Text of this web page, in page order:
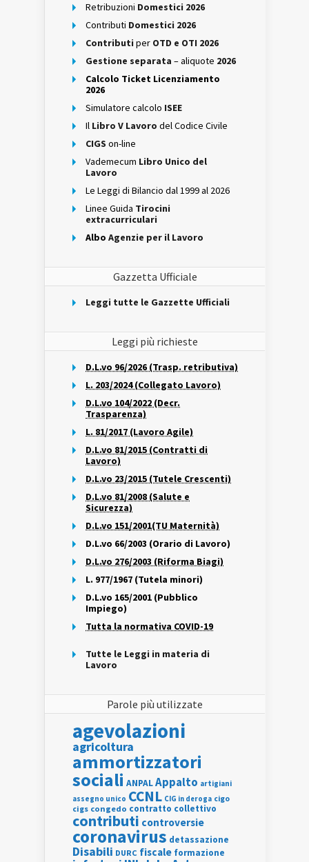
Retribuzioni Domestici 2026
Contributi Domestici 2026
Contributi per OTD e OTI 2026
Gestione separata – aliquote 2026
Calcolo Ticket Licenziamento
2026
Simulatore calcolo ISEE
Il Libro V Lavoro del Codice Civile
CIGS on-line
Vademecum Libro Unico del
Lavoro
Le Leggi di Bilancio dal 1999 al 2026
Linee Guida Tirocini
extracurriculari
Albo Agenzie per il Lavoro
Gazzetta Ufficiale
Leggi tutte le Gazzette Ufficiali
Leggi più richieste
D.L.vo 96/2026 (Trasp. retributiva)
L. 203/2024 (Collegato Lavoro)
D.L.vo 104/2022 (Decr.
Trasparenza)
L. 81/2017 (Lavoro Agile)
D.L.vo 81/2015 (Contratti di
Lavoro)
D.L.vo 23/2015 (Tutele Crescenti)
D.L.vo 81/2008 (Salute e
Sicurezza)
D.L.vo 151/2001(TU Maternità)
D.L.vo 66/2003 (Orario di Lavoro)
D.L.vo 276/2003 (Riforma Biagi)
L. 977/1967 (Tutela minori)
D.L.vo 165/2001 (Pubblico
Impiego)
Tutta la normativa COVID-19
Tutte le Leggi in materia di
Lavoro
Parole più utilizzate
agevolazioni
agricoltura
ammortizzatori
sociali ANPALAppalto artigiani
assegno unico CCNL CIG in deroga cigo
cigs congedo contratto collettivo
contributi controversie
coronavirus detassazione
Disabili DURC fiscale formazione